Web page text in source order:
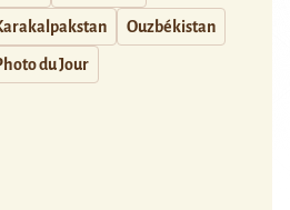
Ouzbékistan
du Jour